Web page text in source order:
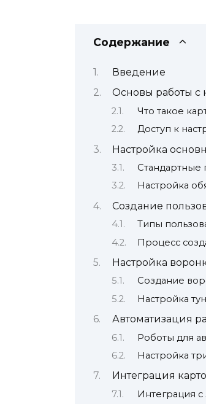
Содержание
Введение
Основы работы с
Что такое
Доступ к
Настройка
Стандартные
Настройка
Создание
Типы
Процесс
Настройка
Создание
Настройка
Автоматизация
Роботы для
Настройка
Интеграция
Интеграция